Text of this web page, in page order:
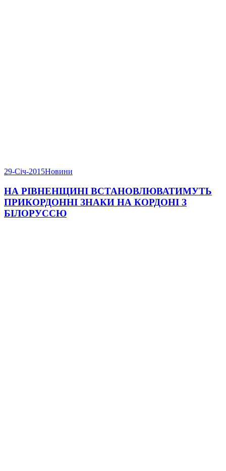
29-Січ-2015Новини
НА РІВНЕНЩИНІ ВСТАНОВЛЮВАТИМУТЬ
ПРИКОРДОННІ ЗНАКИ НА КОРДОНІ З
БІЛОРУССЮ